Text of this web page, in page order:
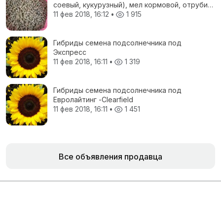
соевый, кукурузный), мел кормовой, отруби
пшеничные, жом свекловичный, соя
11 фев 2018, 16:12 • 1 915
Гибриды семена подсолнечника под
Экспресс
11 фев 2018, 16:11 • 1 319
Гибриды семена подсолнечника под
Евролайтинг -Сlearfield
11 фев 2018, 16:11 • 1 451
Все объявления продавца